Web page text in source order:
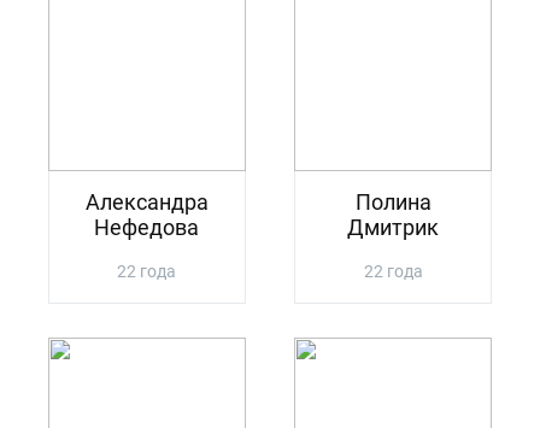
Александра
Нефедова
22 года
Полина
Дмитрик
22 года